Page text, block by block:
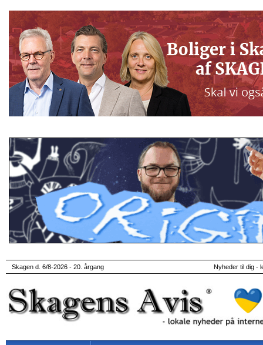
Skagen d. 6/8-2026 - 20. årgang Nyheder til dig -